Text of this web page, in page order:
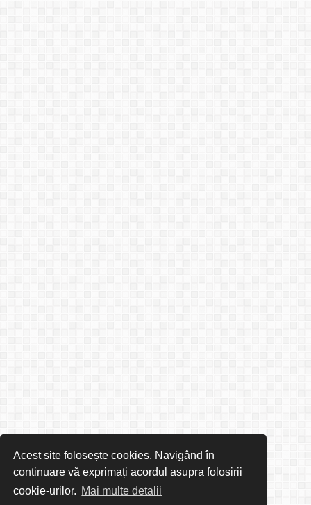
Acest site folosește cookies. Navigând în
continuare vă exprimați acordul asupra folosirii
cookie-urilor. Mai multe detalii